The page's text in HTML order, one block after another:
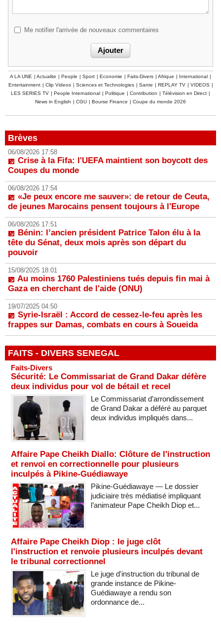
Me notifier l'arrivée de nouveaux commentaires
A LA UNE | Actualite | People | Sport | Economie | Faits-Divers | Afrique | International |
Entertainment | Clip Videos | Sciences et Technologies | Sante | REPLAY TV | VIDEOS |
LES SERIES TV | People International | Politique | Contribution | Télévision en Direct |
News in English | CGU | Bourse Finance | Coupe du monde 2026
Brèves
06/08/2026 17:58
Crise à la Fifa: l'UEFA maintient son boycott des
Coupes du monde
06/08/2026 17:54
«Je peux encore me sauver»: de retour de Ceuta,
de jeunes Marocains pensent toujours à l'Europe
06/08/2026 17:51
Bénin: l’ancien président Patrice Talon élu à la
tête du Sénat, deux mois après son départ du
pouvoir
15/08/2025 18:01
Au moins 1760 Palestiniens tués depuis fin mai à
Gaza en cherchant de l'aide (ONU)
19/07/2025 04:50
Syrie-Israël : Accord de cessez-le-feu après les
frappes sur Damas, combats en cours à Soueida
FAITS - DIVERS SENEGAL
Faits-Divers
Sécurité: Le Commissariat de Grand Dakar défère
deux individus pour vol de bétail et recel
Le Commissariat d’arrondissement
de Grand Dakar a déféré au parquet
deux individus impliqués dans...
Affaire Pape Cheikh Diallo: Clôture de l'instruction
et renvoi en correctionnelle pour plusieurs
inculpés à Pikine-Guédiawaye
Pikine-Guédiawaye — Le dossier
judiciaire très médiatisé impliquant
l’animateur Pape Cheikh Diop et...
Affaire Pape Cheikh Diop : le juge clôt
l'instruction et renvoie plusieurs inculpés devant
le tribunal correctionnel
Le juge d'instruction du tribunal de
grande instance de Pikine-
Guédiawaye a rendu son
ordonnance de...